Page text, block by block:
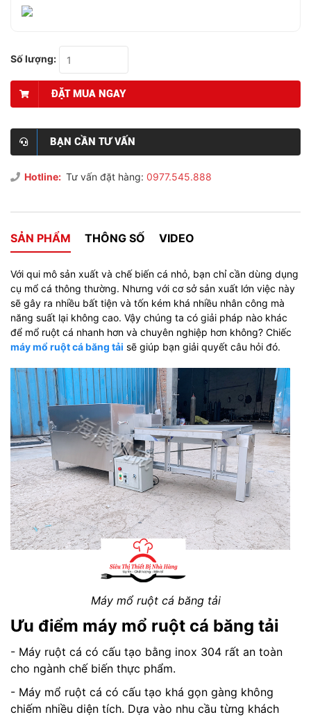
Số lượng:
ĐẶT MUA NGAY
BẠN CẦN TƯ VẤN
Hotline: Tư vấn đặt hàng: 0977.545.888
SẢN PHẨM THÔNG SỐ VIDEO
Với qui mô sản xuất và chế biến cá nhỏ, bạn chỉ cần dùng dụng
cụ mổ cá thông thường. Nhưng với cơ sở sản xuất lớn việc này
sẽ gây ra nhiều bất tiện và tốn kém khá nhiều nhân công mà
năng suất lại không cao. Vậy chúng ta có giải pháp nào khác
để mổ ruột cá nhanh hơn và chuyên nghiệp hơn không? Chiếc
máy mổ ruột cá băng tải sẽ giúp bạn giải quyết câu hỏi đó.
Máy mổ ruột cá băng tải
Ưu điểm máy mổ ruột cá băng tải
- Máy ruột cá có cấu tạo bằng inox 304 rất an toàn
cho ngành chế biến thực phẩm.
- Máy mổ ruột cá có cấu tạo khá gọn gàng không
chiếm nhiều diện tích. Dựa vào nhu cầu từng khách